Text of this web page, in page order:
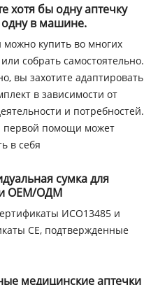
хотя бы одну аптечку
в машине.
можно купить во многих
собрать самостоятельно.
вы захотите адаптировать
в зависимости от
и потребностей.
первой помощи может
в себя
сумка для
OEM/ОДМ
ИСО13485 и
CE, подтвержденные
медицинские аптечки